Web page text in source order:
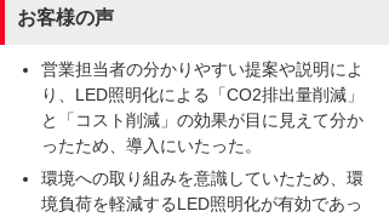
お客様の声
営業担当者の分かりやすい提案や説明によ
り、LED照明化による「CO2排出量削減」
と「コスト削減」の効果が目に見えて分か
ったため、導入にいたった。
環境への取り組みを意識していたため、環
境負荷を軽減するLED照明化が有効であっ